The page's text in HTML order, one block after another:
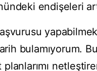
endişeleri
bulamıyorum.